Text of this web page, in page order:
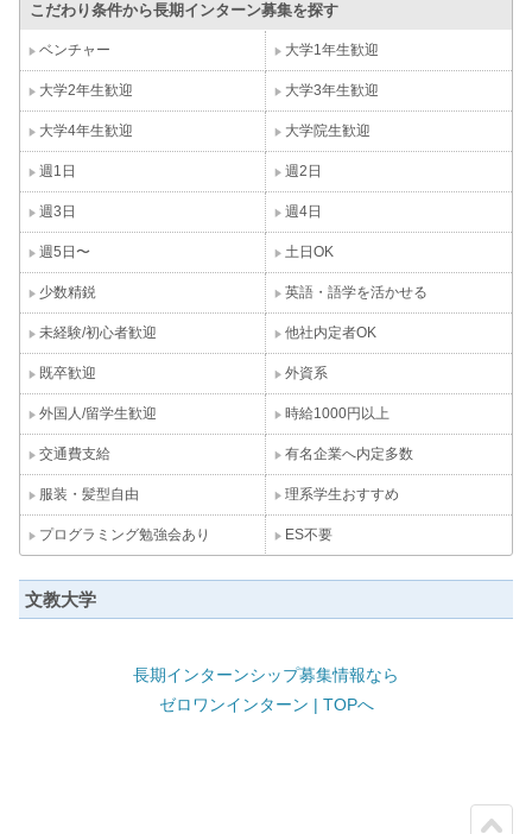
こだわり条件から長期インターン募集を探す
ベンチャー 大学1年生歓迎
大学2年生歓迎 大学3年生歓迎
大学4年生歓迎 大学院生歓迎
週1日 週2日
週3日 週4日
週5日〜 土日OK
少数精鋭 英語・語学を活かせる
未経験/初心者歓迎 他社内定者OK
既卒歓迎 外資系
外国人/留学生歓迎 時給1000円以上
交通費支給 有名企業へ内定多数
服装・髪型自由 理系学生おすすめ
プログラミング勉強会あり ES不要
文教大学
長期インターンシップ募集情報なら
ゼロワンインターン | TOPへ